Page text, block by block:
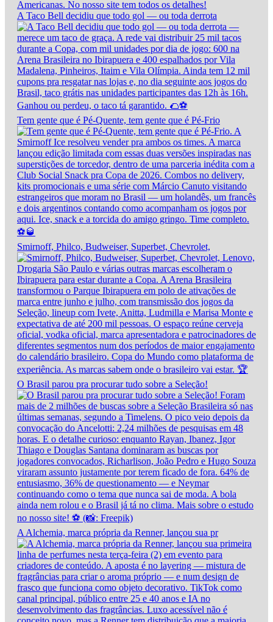
A Taco Bell decidiu que todo gol — ou toda derrota
Tem gente que é Pé-Quente, tem gente que é Pé-Frio
Smirnoff, Philco, Budweiser, Superbet, Chevrolet,
O Brasil parou pra procurar tudo sobre a Seleção!
A Alchemia, marca própria da Renner, lançou sua pr